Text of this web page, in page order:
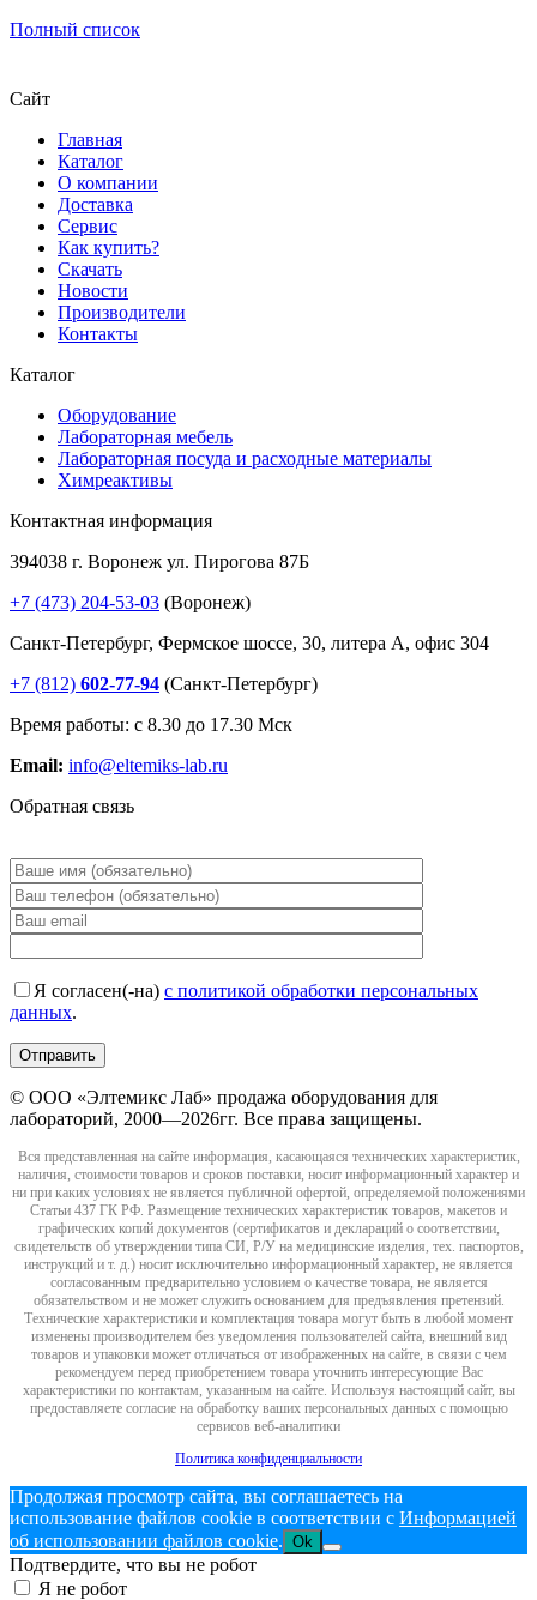
Полный список
Сайт
Главная
Каталог
О компании
Доставка
Сервис
Как купить?
Скачать
Новости
Производители
Контакты
Каталог
Оборудование
Лабораторная мебель
Лабораторная посуда и расходные материалы
Химреактивы
Контактная информация
394038 г. Воронеж ул. Пирогова 87Б
+7 (473) 204-53-03 (Воронеж)
Санкт-Петербург, Фермское шоссе, 30, литера А, офис 304
+7 (812) 602-77-94 (Санкт-Петербург)
Время работы: с 8.30 до 17.30 Мск
Email: info@eltemiks-lab.ru
Обратная связь
Я согласен(-на) с политикой обработки персональных
данных.
© ООО «Элтемикс Лаб» продажа оборудования для
лабораторий, 2000—2026гг. Все права защищены.
Вся представленная на сайте информация, касающаяся технических характеристик,
наличия, стоимости товаров и сроков поставки, носит информационный характер и
ни при каких условиях не является публичной офертой, определяемой положениями
Статьи 437 ГК РФ. Размещение технических характеристик товаров, макетов и
графических копий документов (сертификатов и деклараций о соответствии,
свидетельств об утверждении типа СИ, Р/У на медицинские изделия, тех. паспортов,
инструкций и т. д.) носит исключительно информационный характер, не является
согласованным предварительно условием о качестве товара, не является
обязательством и не может служить основанием для предъявления претензий.
Технические характеристики и комплектация товара могут быть в любой момент
изменены производителем без уведомления пользователей сайта, внешний вид
товаров и упаковки может отличаться от изображенных на сайте, в связи с чем
рекомендуем перед приобретением товара уточнить интересующие Вас
характеристики по контактам, указанным на сайте. Используя настоящий сайт, вы
предоставляете согласие на обработку ваших персональных данных с помощью
сервисов веб-аналитики
Политика конфиденциальности
Продолжая просмотр сайта, вы соглашаетесь на
использование файлов cookie в соответствии с Информацией
об использовании файлов cookie. Ok
Подтвердите, что вы не робот
Я не робот